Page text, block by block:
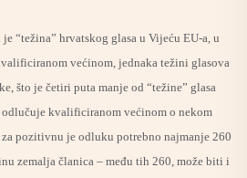
“težina” hrvatskog glasa u Vijeću EU-a, u
većinom, jednaka težini glasova
što je četiri puta manje od “težine” glasa
odlučuje kvalificiranom većinom o nekom
pozitivnu je odluku potrebno najmanje 260
zemalja članica – među tih 260, može biti i